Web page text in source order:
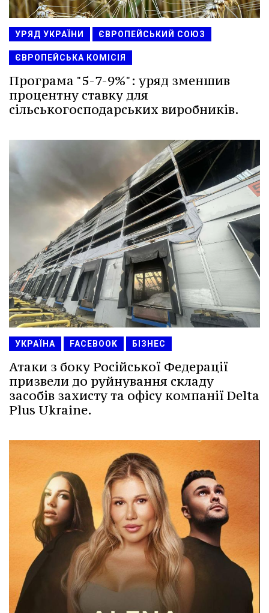
УРЯД УКРАЇНИ ЄВРОПЕЙСЬКИЙ СОЮЗ
ЄВРОПЕЙСЬКА КОМІСІЯ
Програма "5-7-9%": уряд зменшив
процентну ставку для
сільськогосподарських виробників.
УКРАЇНА FACEBOOK БІЗНЕС
Атаки з боку Російської Федерації
призвели до руйнування складу
засобів захисту та офісу компанії Delta
Plus Ukraine.